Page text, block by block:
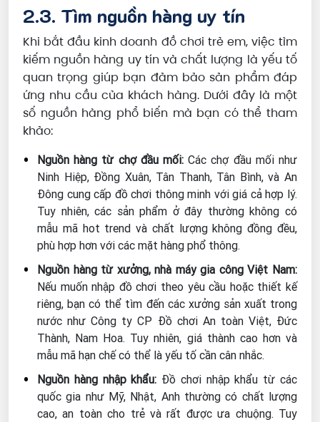
2.3. Tìm nguồn hàng uy tín
Khi bắt đầu kinh doanh đồ chơi trẻ em, việc tìm
kiếm nguồn hàng uy tín và chất lượng là yếu tố
quan trọng giúp bạn đảm bảo sản phẩm đáp
ứng nhu cầu của khách hàng. Dưới đây là một
số nguồn hàng phổ biến mà bạn có thể tham
khảo:
Nguồn hàng từ chợ đầu mối: Các chợ đầu mối như
Ninh Hiệp, Đồng Xuân, Tân Thanh, Tân Bình, và An
Đông cung cấp đồ chơi thông minh với giá cả hợp lý.
Tuy nhiên, các sản phẩm ở đây thường không có
mẫu mã hot trend và chất lượng không đồng đều,
phù hợp hơn với các mặt hàng phổ thông.
Nguồn hàng từ xưởng, nhà máy gia công Việt Nam:
Nếu muốn nhập đồ chơi theo yêu cầu hoặc thiết kế
riêng, bạn có thể tìm đến các xưởng sản xuất trong
nước như Công ty CP Đồ chơi An toàn Việt, Đức
Thành, Nam Hoa. Tuy nhiên, giá thành cao hơn và
mẫu mã hạn chế có thể là yếu tố cần cân nhắc.
Nguồn hàng nhập khẩu: Đồ chơi nhập khẩu từ các
quốc gia như Mỹ, Nhật, Anh thường có chất lượng
cao, an toàn cho trẻ và rất được ưa chuộng. Tuy